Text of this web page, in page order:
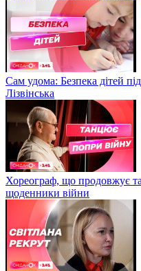
Сам удома: Безпека дітей
Лізвінська
Хореограф, що продовжує
щоденники війни